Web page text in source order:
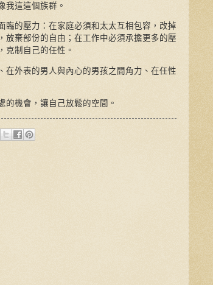
我這這個族群。
臨的壓力：在家庭必須和太太互相包容，改掉
放棄部份的自由；在工作中必須承擔更多的壓
克制自己的任性。
在外表的男人與內心的男孩之間角力、在任性
的機會，讓自己放鬆的空間。